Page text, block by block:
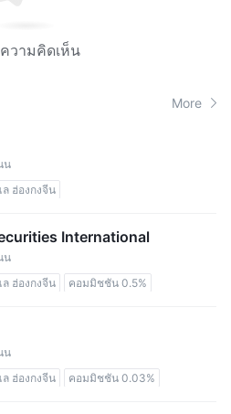
วามคิดเห็น
More
น
ฮ่องกงจีน
International
น
ฮ่องกงจีน
คอมมิชชัน 0.5%
น
ฮ่องกงจีน
คอมมิชชัน 0.03%